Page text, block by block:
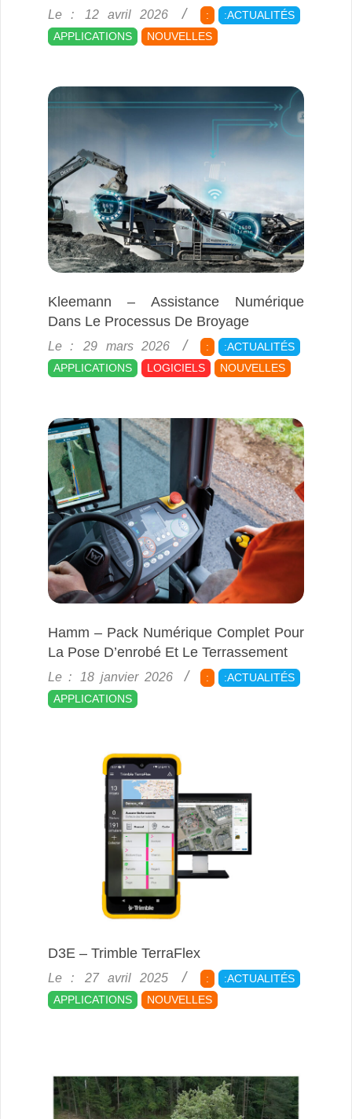
2026-
04-
12
Le : 12 avril 2026 :
:ACTUALITÉS
APPLICATIONS
NOUVELLES
Kleemann – Assistance Numérique
Dans Le Processus De Broyage
2026-
03-
29
Le : 29 mars 2026 :
:ACTUALITÉS
APPLICATIONS
LOGICIELS NOUVELLES
Hamm – Pack Numérique Complet Pour
La Pose D’enrobé Et Le Terrassement
2026-
01-
18
Le : 18 janvier 2026 :
:ACTUALITÉS
APPLICATIONS
D3E – Trimble TerraFlex
2025-
04-
27
Le : 27 avril 2025 :
:ACTUALITÉS
APPLICATIONS
NOUVELLES